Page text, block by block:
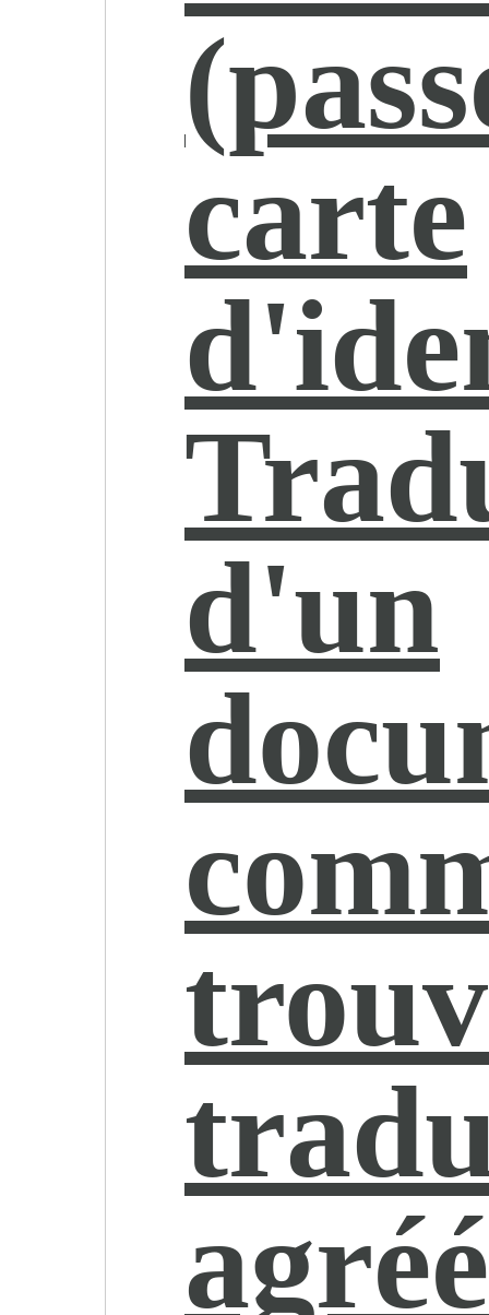
carte
d'un